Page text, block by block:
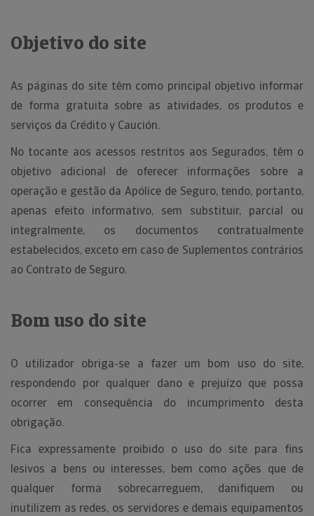
Objetivo do site
As páginas do site têm como principal objetivo informar
de forma gratuita sobre as atividades, os produtos e
serviços da Crédito y Caución.
No tocante aos acessos restritos aos Segurados, têm o
objetivo adicional de oferecer informações sobre a
operação e gestão da Apólice de Seguro, tendo, portanto,
apenas efeito informativo, sem substituir, parcial ou
integralmente, os documentos contratualmente
estabelecidos, exceto em caso de Suplementos contrários
ao Contrato de Seguro.
Bom uso do site
O utilizador obriga-se a fazer um bom uso do site,
respondendo por qualquer dano e prejuízo que possa
ocorrer em consequência do incumprimento desta
obrigação.
Fica expressamente proibido o uso do site para fins
lesivos a bens ou interesses, bem como ações que de
qualquer forma sobrecarreguem, danifiquem ou
inutilizem as redes, os servidores e demais equipamentos